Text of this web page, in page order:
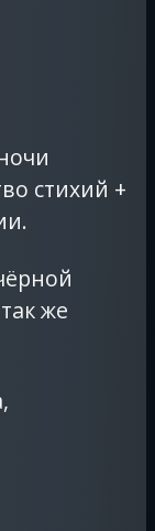
стихий +
же